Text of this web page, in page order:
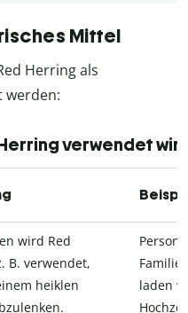
Mittel
Herring als
werden:
verwendet
wird Red
B. verwendet,
heiklen
Person
laden